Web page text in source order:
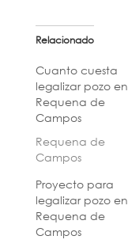
Relacionado
Cuanto cuesta
legalizar pozo en
Requena de
Campos
Requena de
Campos
Proyecto para
legalizar pozo en
Requena de
Campos